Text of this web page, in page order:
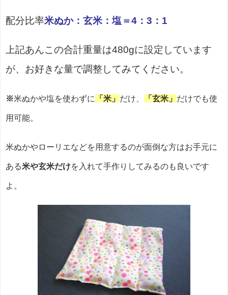
配分比率米ぬか：玄米：塩＝4：3：1
上記あんこの合計重量は480gに設定しています
が、お好きな量で調整してみてください。
※米ぬかや塩を使わずに 「米」 だけ、 「玄米」 だけでも使
用可能。
米ぬかやローリエなどを用意するのが面倒な方はお手元に
ある米や玄米だけを入れて手作りしてみるのも良いです
よ。